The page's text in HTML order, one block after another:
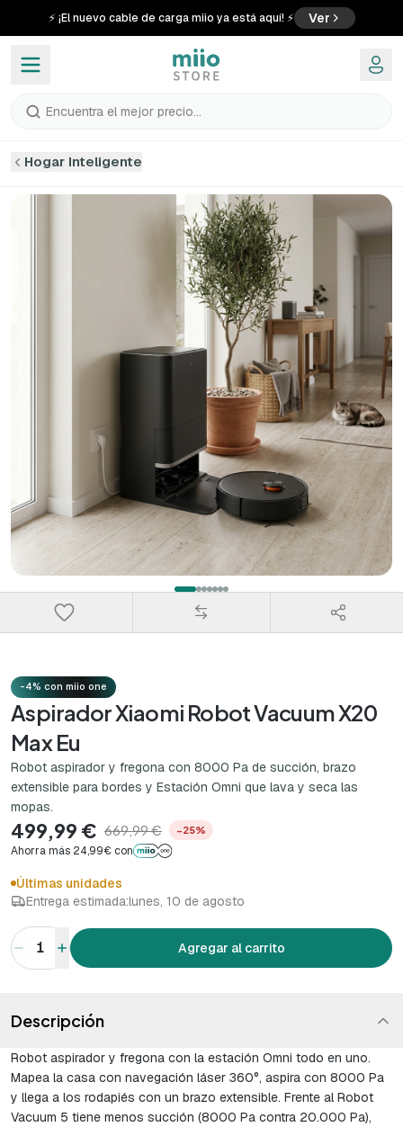
⚡ ¡El nuevo cable de carga miio ya está aquí! ⚡ Ver
Encuentra el mejor precio...
Hogar Inteligente
-4% con miio one
Aspirador Xiaomi Robot Vacuum X20
Max Eu
Robot aspirador y fregona con 8000 Pa de succión, brazo
extensible para bordes y Estación Omni que lava y seca las
mopas.
499,99 € 669,99 € −25%
Ahorra más 24,99€ con
Últimas unidades
Entrega estimada:lunes, 10 de agosto
1 Agregar al carrito
Descripción
Robot aspirador y fregona con la estación Omni todo en uno.
Mapea la casa con navegación láser 360°, aspira con 8000 Pa
y llega a los rodapiés con un brazo extensible. Frente al Robot
Vacuum 5 tiene menos succión (8000 Pa contra 20.000 Pa),